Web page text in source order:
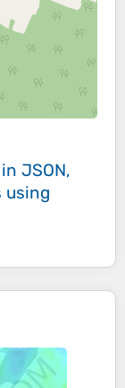
JSON,
using